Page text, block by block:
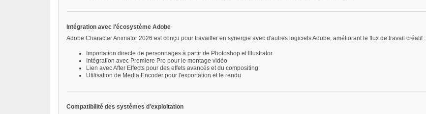
Intégration avec l'écosystème Adobe
Adobe Character Animator 2026 est conçu pour travailler en synergie avec d'autres logiciels Adobe, améliorant le flux de travail créatif :
Importation directe de personnages à partir de Photoshop et Illustrator
Intégration avec Premiere Pro pour le montage vidéo
Lien avec After Effects pour des effets avancés et du compositing
Utilisation de Media Encoder pour l'exportation et le rendu
Compatibilité des systèmes d'exploitation